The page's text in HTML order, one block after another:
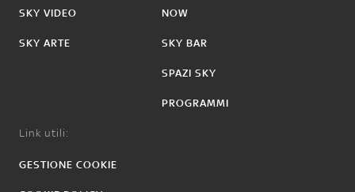
SKY VIDEO
SKY ARTE
NOW
SKY BAR
SPAZI SKY
PROGRAMMI
Link utili:
GESTIONE COOKIE